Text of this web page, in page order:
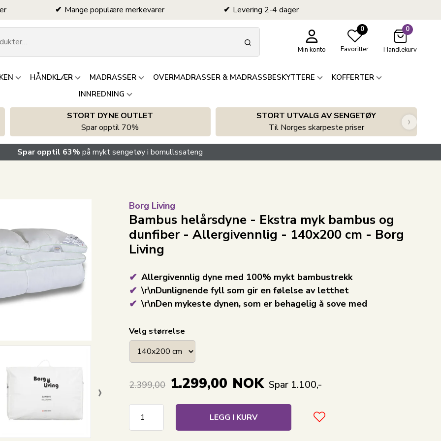
Mange populære merkevarer Levering 2-4 dager
Min konto
0
Favoritter
0
Handlekurv
HÅNDKLÆR MADRASSER OVERMADRASSER & MADRASSBESKYTTERE
KOFFERTER
INNREDNING
STORT DYNE OUTLET
Spar opptil 70%
STORT UTVALG AV SENGETØY
Til Norges skarpeste priser
›
Spar opptil 63%på mykt sengetøy i bomullssateng
›
Borg Living
Bambus helårsdyne - Ekstra myk bambus og
dunfiber - Allergivennlig - 140x200 cm - Borg
Living
Allergivennlig dyne med 100% mykt bambustrekk
\r\nDunlignende fyll som gir en følelse av letthet
\r\nDen mykeste dynen, som er behagelig å sove med
Velg størrelse
2.399,00 1.299,00 NOK Spar 1.100,-
LEGG I KURV